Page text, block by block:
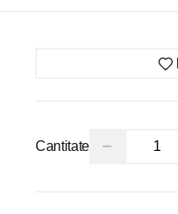
Cantitate −